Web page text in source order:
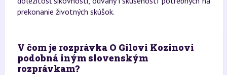
prekonanie životných skúšok.
V čom je rozprávka O Gilovi Kozinovi
podobná iným slovenským
rozprávkam?